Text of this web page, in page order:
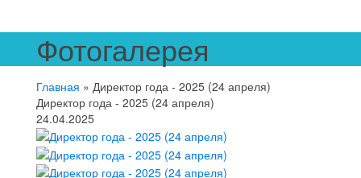
Фотогалерея
Главная » Директор года - 2025 (24 апреля)
Директор года - 2025 (24 апреля)
24.04.2025